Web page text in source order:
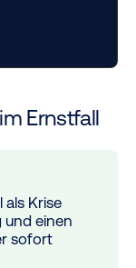
Ernstfall
als Krise
einen
sofort